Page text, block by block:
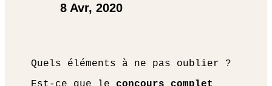
8 Avr, 2020
Quels éléments à ne pas oublier ?